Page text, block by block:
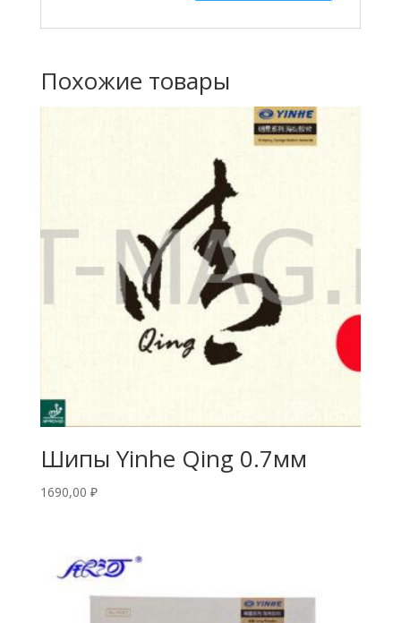
Похожие товары
Шипы Yinhe Qing 0.7мм
1690,00 ₽